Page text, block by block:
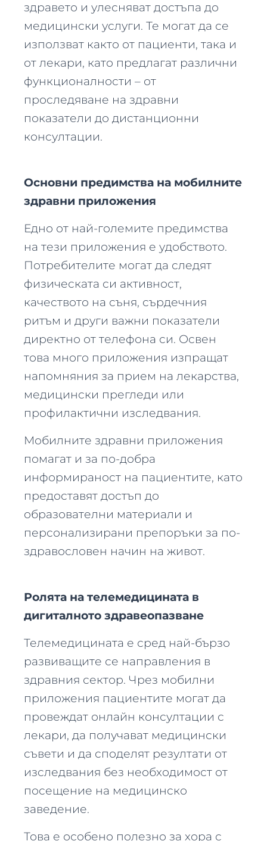
здравето и улесняват достъпа до
медицински услуги. Те могат да се
използват както от пациенти, така и
от лекари, като предлагат различни
функционалности – от
проследяване на здравни
показатели до дистанционни
консултации.
Основни предимства на мобилните
здравни приложения
Едно от най-големите предимства
на тези приложения е удобството.
Потребителите могат да следят
физическата си активност,
качеството на съня, сърдечния
ритъм и други важни показатели
директно от телефона си. Освен
това много приложения изпращат
напомняния за прием на лекарства,
медицински прегледи или
профилактични изследвания.
Мобилните здравни приложения
помагат и за по-добра
информираност на пациентите, като
предоставят достъп до
образователни материали и
персонализирани препоръки за по-
здравословен начин на живот.
Ролята на телемедицината в
дигиталното здравеопазване
Телемедицината е сред най-бързо
развиващите се направления в
здравния сектор. Чрез мобилни
приложения пациентите могат да
провеждат онлайн консултации с
лекари, да получават медицински
съвети и да споделят резултати от
изследвания без необходимост от
посещение на медицинско
заведение.
Това е особено полезно за хора с